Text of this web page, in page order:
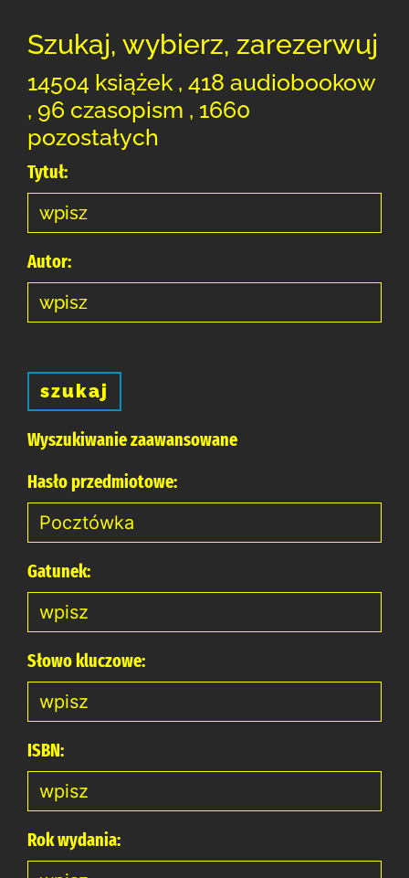
Szukaj, wybierz, zarezerwuj
14504 książek , 418 audiobookow
, 96 czasopism , 1660
pozostałych
Tytuł:
Autor:
szukaj
Wyszukiwanie zaawansowane
Hasło przedmiotowe:
Gatunek:
Słowo kluczowe:
ISBN:
Rok wydania: